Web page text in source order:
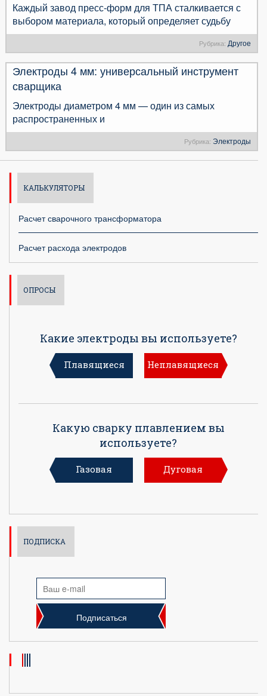
Каждый завод пресс-форм для ТПА сталкивается с
выбором материала, который определяет судьбу
Рубрика: Другое
Электроды 4 мм: универсальный инструмент
сварщика
Электроды диаметром 4 мм — один из самых
распространенных и
Рубрика: Электроды
КАЛЬКУЛЯТОРЫ
Расчет сварочного трансформатора
Расчет расхода электродов
ОПРОСЫ
Какие электроды вы используете?
Плавящиеся Неплавящиеся
Какую сварку плавлением вы
используете?
Газовая Дуговая
ПОДПИСКА
Подписаться